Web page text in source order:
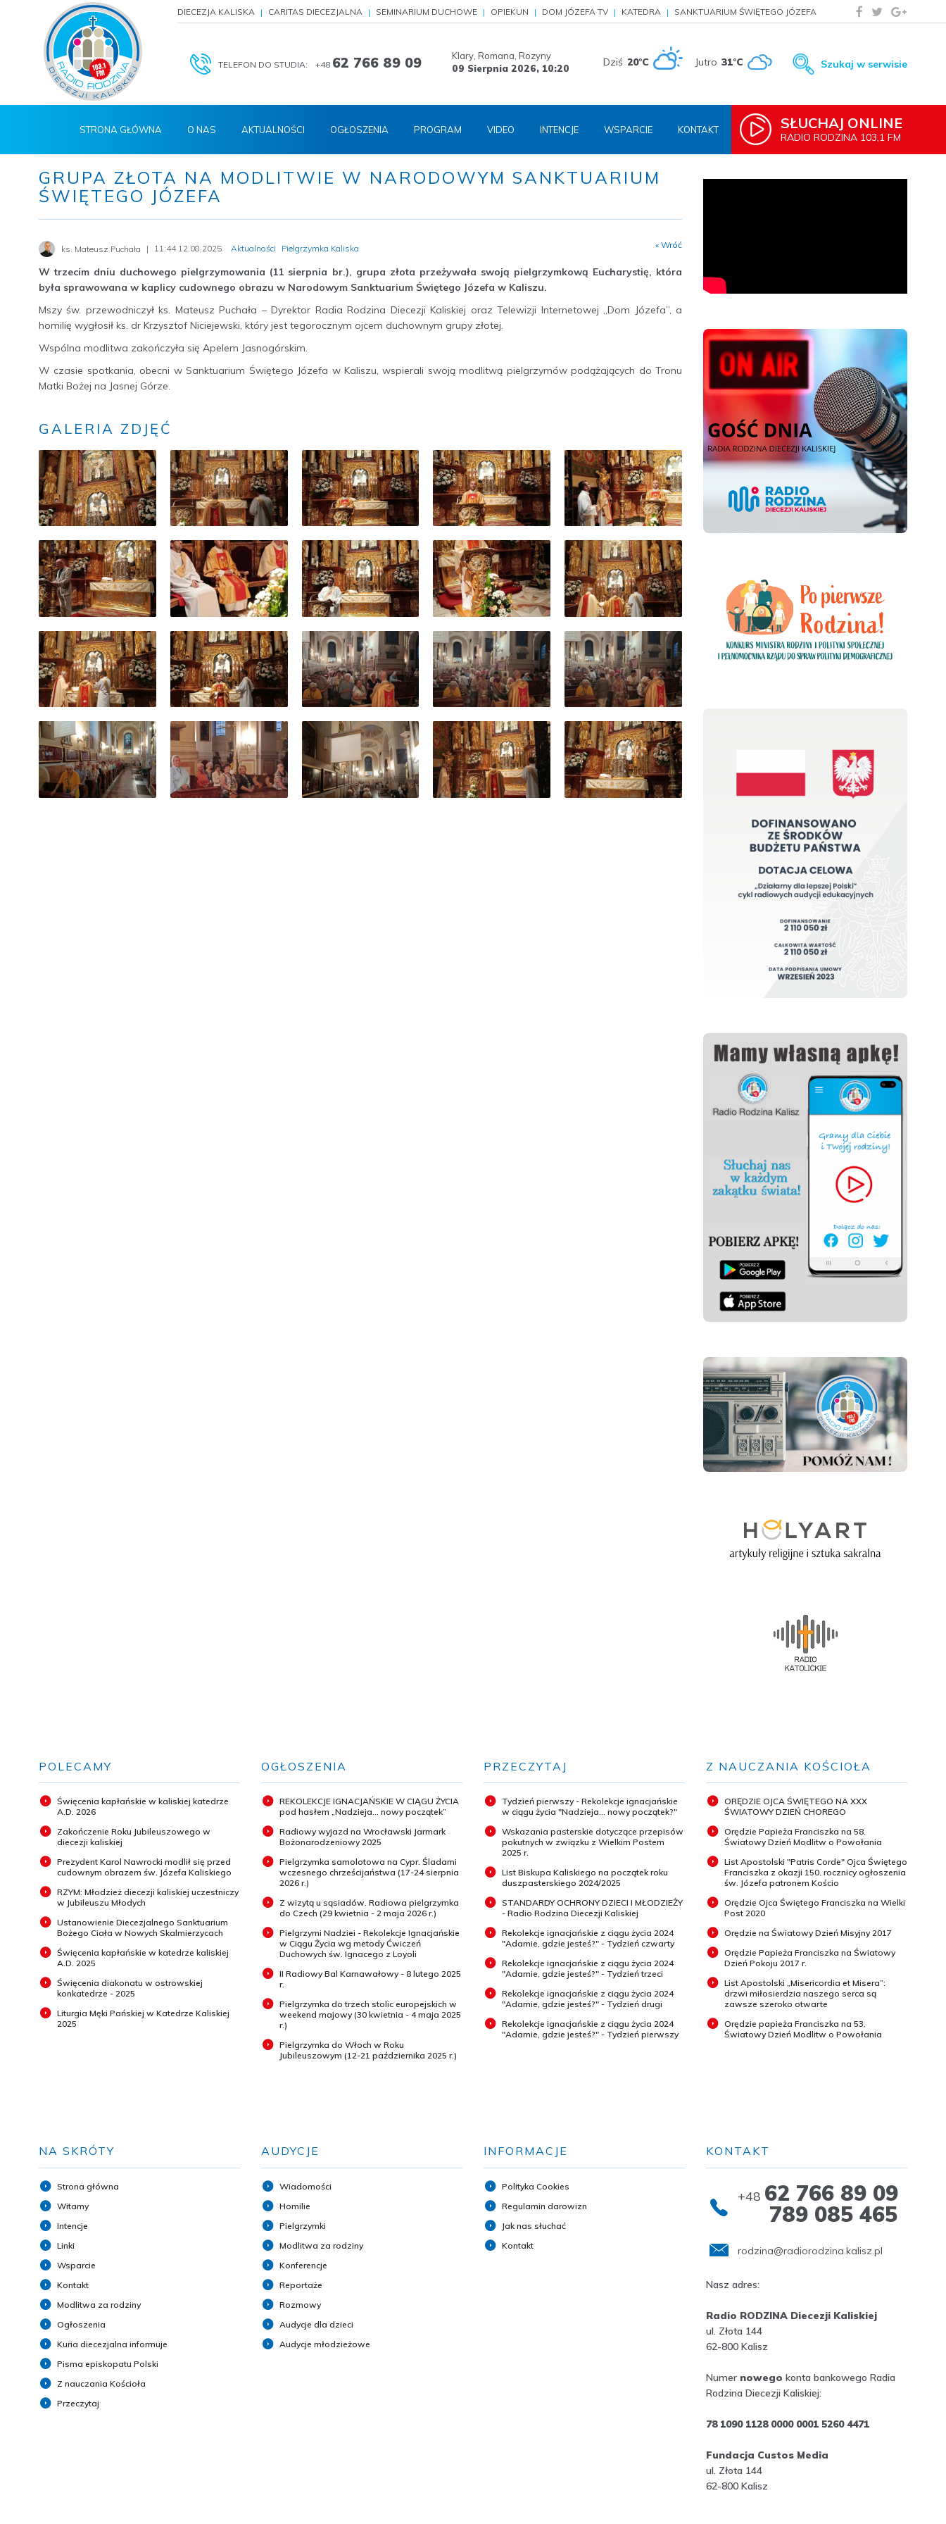
DIECEZJA KALISKA CARITAS DIECEZJALNA SEMINARIUM DUCHOWE OPIEKUN DOM JÓZEFA TV KATEDRA SANKTUARIUM ŚWIĘTEGO JÓZEFA
TELEFON DO STUDIA: +48 62 766 89 09
Klary, Romana, Rozyny
09 Sierpnia 2026, 10:20 Dziś 20°C Jutro 31°C Szukaj w serwisie
SŁUCHAJ ONLINE
RADIO RODZINA 103,1 FM
STRONA GŁÓWNA O NAS AKTUALNOŚCI OGŁOSZENIA PROGRAM VIDEO INTENCJE WSPARCIE KONTAKT
GRUPA ZŁOTA NA MODLITWIE W NARODOWYM SANKTUARIUM
ŚWIĘTEGO JÓZEFA
ks. Mateusz Puchała 11:44 12.08.2025 Aktualności Pielgrzymka Kaliska « Wróć
W trzecim dniu duchowego pielgrzymowania (11 sierpnia br.), grupa złota przeżywała swoją pielgrzymkową Eucharystię, która
była sprawowana w kaplicy cudownego obrazu w Narodowym Sanktuarium Świętego Józefa w Kaliszu.
Mszy św. przewodniczył ks. Mateusz Puchała – Dyrektor Radia Rodzina Diecezji Kaliskiej oraz Telewizji Internetowej „Dom Józefa”, a
homilię wygłosił ks. dr Krzysztof Niciejewski, który jest tegorocznym ojcem duchownym grupy złotej.
Wspólna modlitwa zakończyła się Apelem Jasnogórskim.
W czasie spotkania, obecni w Sanktuarium Świętego Józefa w Kaliszu, wspierali swoją modlitwą pielgrzymów podążających do Tronu
Matki Bożej na Jasnej Górze.
GALERIA ZDJĘĆ
POLECAMY
Święcenia kapłańskie w kaliskiej katedrze
A.D. 2026
Zakończenie Roku Jubileuszowego w
diecezji kaliskiej
Prezydent Karol Nawrocki modlił się przed
cudownym obrazem św. Józefa Kaliskiego
RZYM: Młodzież diecezji kaliskiej uczestniczy
w Jubileuszu Młodych
Ustanowienie Diecezjalnego Sanktuarium
Bożego Ciała w Nowych Skalmierzycach
Święcenia kapłańskie w katedrze kaliskiej
A.D. 2025
Święcenia diakonatu w ostrowskiej
konkatedrze - 2025
Liturgia Męki Pańskiej w Katedrze Kaliskiej
2025
OGŁOSZENIA
REKOLEKCJE IGNACJAŃSKIE W CIĄGU ŻYCIA
pod hasłem „Nadzieja... nowy początek”
Radiowy wyjazd na Wrocławski Jarmark
Bożonarodzeniowy 2025
Pielgrzymka samolotowa na Cypr. Śladami
wczesnego chrześcijaństwa (17-24 sierpnia
2026 r.)
Z wizytą u sąsiadów. Radiowa pielgrzymka
do Czech (29 kwietnia - 2 maja 2026 r.)
Pielgrzymi Nadziei - Rekolekcje Ignacjańskie
w Ciągu Życia wg metody Ćwiczeń
Duchowych św. Ignacego z Loyoli
II Radiowy Bal Karnawałowy - 8 lutego 2025
r.
Pielgrzymka do trzech stolic europejskich w
weekend majowy (30 kwietnia - 4 maja 2025
r.)
Pielgrzymka do Włoch w Roku
Jubileuszowym (12-21 października 2025 r.)
PRZECZYTAJ
Tydzień pierwszy - Rekolekcje ignacjańskie
w ciągu życia "Nadzieja... nowy początek?"
Wskazania pasterskie dotyczące przepisów
pokutnych w związku z Wielkim Postem
2025 r.
List Biskupa Kaliskiego na początek roku
duszpasterskiego 2024/2025
STANDARDY OCHRONY DZIECI I MŁODZIEŻY
- Radio Rodzina Diecezji Kaliskiej
Rekolekcje ignacjańskie z ciągu życia 2024
"Adamie, gdzie jesteś?" - Tydzień czwarty
Rekolekcje ignacjańskie z ciągu życia 2024
"Adamie, gdzie jesteś?" - Tydzień trzeci
Rekolekcje ignacjańskie z ciągu życia 2024
"Adamie, gdzie jesteś?" - Tydzień drugi
Rekolekcje ignacjańskie z ciągu życia 2024
"Adamie, gdzie jesteś?" - Tydzień pierwszy
Z NAUCZANIA KOŚCIOŁA
ORĘDZIE OJCA ŚWIĘTEGO NA XXX
ŚWIATOWY DZIEŃ CHOREGO
Orędzie Papieża Franciszka na 58.
Światowy Dzień Modlitw o Powołania
List Apostolski "Patris Corde" Ojca Świętego
Franciszka z okazji 150. rocznicy ogłoszenia
św. Józefa patronem Kościo
Orędzie Ojca Świętego Franciszka na Wielki
Post 2020
Orędzie na Światowy Dzień Misyjny 2017
Orędzie Papieża Franciszka na Światowy
Dzień Pokoju 2017 r.
List Apostolski „Misericordia et Misera”:
drzwi miłosierdzia naszego serca są
zawsze szeroko otwarte
Orędzie papieża Franciszka na 53.
Światowy Dzień Modlitw o Powołania
NA SKRÓTY
Strona główna
Witamy
Intencje
Linki
Wsparcie
Kontakt
Modlitwa za rodziny
Ogłoszenia
Kuria diecezjalna informuje
Pisma episkopatu Polski
Z nauczania Kościoła
Przeczytaj
AUDYCJE
Wiadomości
Homilie
Pielgrzymki
Modlitwa za rodziny
Konferencje
Reportaże
Rozmowy
Audycje dla dzieci
Audycje młodzieżowe
INFORMACJE
Polityka Cookies
Regulamin darowizn
Jak nas słuchać
Kontakt
KONTAKT
+48 62 766 89 09
789 085 465
rodzina@radiorodzina.kalisz.pl
Nasz adres:
Radio RODZINA Diecezji Kaliskiej
ul. Złota 144
62-800 Kalisz
Numer nowego konta bankowego Radia
Rodzina Diecezji Kaliskiej:
78 1090 1128 0000 0001 5260 4471
Fundacja Custos Media
ul. Złota 144
62-800 Kalisz